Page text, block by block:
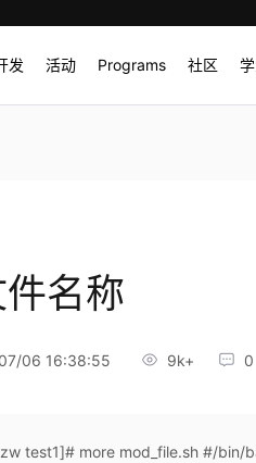
发 活动 Programs 社区
名称
06 16:38:55 9k+ 0
test1]# more mod_file.sh #/